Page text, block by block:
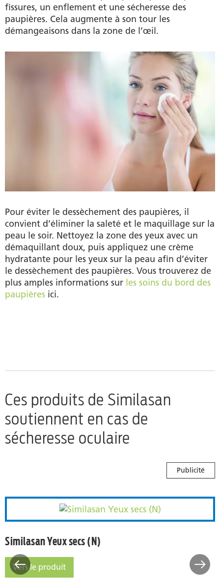
fissures, un enflement et une sécheresse des
paupières. Cela augmente à son tour les
démangeaisons dans la zone de l’œil.
Pour éviter le dessèchement des paupières, il
convient d’éliminer la saleté et le maquillage sur la
peau le soir. Nettoyez la zone des yeux avec un
démaquillant doux, puis appliquez une crème
hydratante pour les yeux sur la peau afin d’éviter
le dessèchement des paupières. Vous trouverez de
plus amples informations sur les soins du bord des
paupières ici.
Ces produits de Similasan
soutiennent en cas de
sécheresse oculaire
Publicité
les yeux 0,3% hyaluronique
Similasan Yeux secs (N)
Similasan Yeux secs (N)
Similasan Yeux secs (N)
Vers le produit